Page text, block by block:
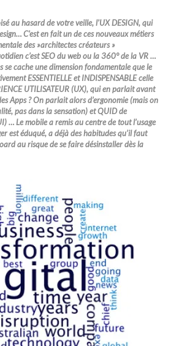
au hasard de votre veille, l’UX DESIGN, qui
C’est en fait un de ces nouveaux métiers
des »architectes créateurs »
c’est SEO du web ou la 360° de la VR …
se cache une dimension fondamentale que le
ESSENTIELLE et INDISPENSABLE celle
UTILISATEUR (UX), qui en parlait avant
Apps ? On parlait alors d’ergonomie (mais on
pas dans la sensation) et QUID de
… Le mobile a remis au centre de tout l’usage
est éduqué, a déjà des habitudes qu’il faut
au risque de se faire désinstaller dès la